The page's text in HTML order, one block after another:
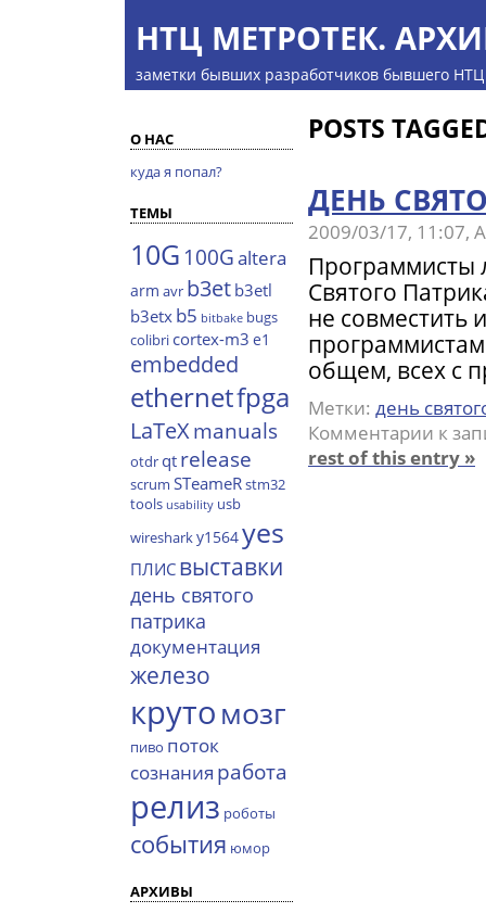
НТЦ МЕТРОТЕК.
заметки бывших разработчиков бывшего
POSTS
ДЕНЬ
2009/03/17, 11:07,
Программисты
Святого
не совместить
общем, всех с
Метки: день
Комментарии к
rest of this entry »
О НАС
куда я попал?
ТЕМЫ
10G 100Galtera
arm avr b3et b3etl
b3etx b5 bitbake bugs
colibri cortex-m3 e1
embedded
ethernetfpga
LaTeXmanuals
otdr qt release
scrum STeameRstm32
tools usability usb
wiresharky1564yes
ПЛИС выставки
день святого
патрика
документация
железо
крутомозг
пиво поток
сознания работа
релиз роботы
события юмор
АРХИВЫ